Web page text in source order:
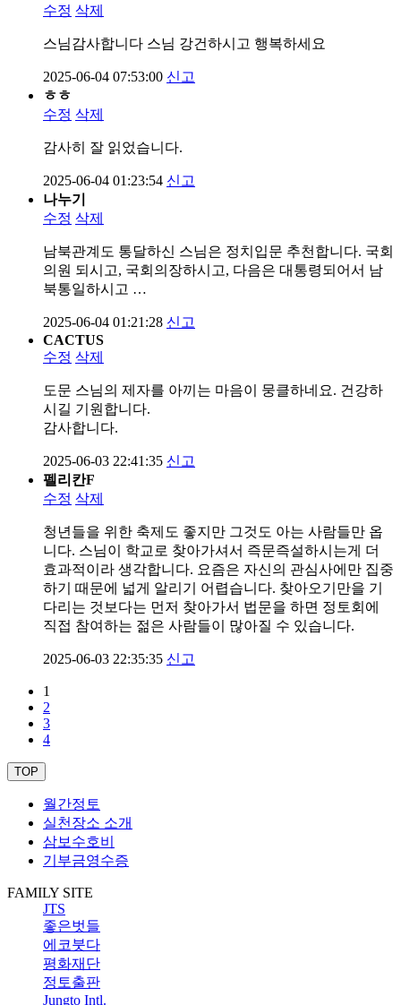
수정 삭제
스님감사합니다 스님 강건하시고 행복하세요
2025-06-04 07:53:00 신고
ㅎㅎ
수정 삭제
감사히 잘 읽었습니다.
2025-06-04 01:23:54 신고
나누기
수정 삭제
남북관계도 통달하신 스님은 정치입문 추천합니다. 국회
의원 되시고, 국회의장하시고, 다음은 대통령되어서 남
북통일하시고 …
2025-06-04 01:21:28 신고
CACTUS
수정 삭제
도문 스님의 제자를 아끼는 마음이 뭉클하네요. 건강하
시길 기원합니다.
감사합니다.
2025-06-03 22:41:35 신고
펠리칸F
수정 삭제
청년들을 위한 축제도 좋지만 그것도 아는 사람들만 옵
니다. 스님이 학교로 찾아가셔서 즉문즉설하시는게 더
효과적이라 생각합니다. 요즘은 자신의 관심사에만 집중
하기 때문에 넓게 알리기 어렵습니다. 찾아오기만을 기
다리는 것보다는 먼저 찾아가서 법문을 하면 정토회에
직접 참여하는 젊은 사람들이 많아질 수 있습니다.
2025-06-03 22:35:35 신고
1
2
3
4
TOP
월간정토
실천장소 소개
삼보수호비
기부금영수증
FAMILY SITE
JTS
좋은벗들
에코붓다
평화재단
정토출판
Jungto Intl.